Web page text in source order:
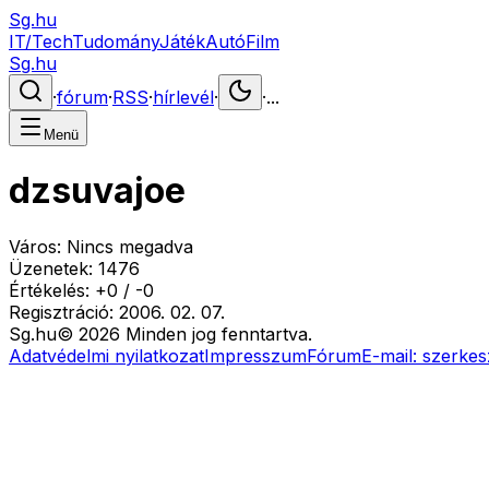
Sg.hu
IT/TechTudományJátékAutóFilm
Sg.hu
·fórum·RSS·hírlevél· ·...
Menü
dzsuvajoe
Város: Nincs megadva
Üzenetek: 1476
Értékelés: +0 / -0
Regisztráció: 2006. 02. 07.
Sg.hu© 2026 Minden jog fenntartva.
Adatvédelmi nyilatkozatImpresszumFórumE-mail: